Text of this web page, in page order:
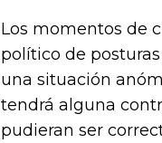
Los momentos de
político de
una situación
tendrá alguna
pudieran ser